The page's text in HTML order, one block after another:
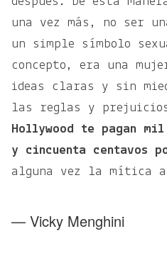
una vez más, no ser
un simple símbolo
concepto, era una
ideas claras y sin
las reglas y
Hollywood te pagan
y cincuenta centavos
alguna vez la mítica
— Vicky Menghini